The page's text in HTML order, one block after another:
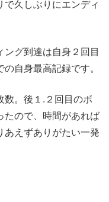
で久しぶりにエンディ
グ到達は自身２回目
自身最高記録です。
数。後１.２回目のボ
たので、時間があれば
あえずありがたい一発